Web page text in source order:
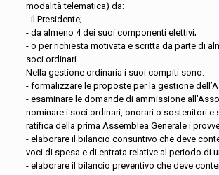
modalità telematica) da:
- il Presidente;
- da almeno 4 dei suoi componenti elettivi;
- o per richiesta motivata e scritta da parte di
soci ordinari.
Nella gestione ordinaria i suoi compiti sono:
- formalizzare le proposte per la gestione
- esaminare le domande di ammissione
nominare i soci ordinari, onorari o sostenitori e
ratifica della prima Assemblea Generale i
- elaborare il bilancio consuntivo che deve
voci di spesa e di entrata relative al periodo di
- elaborare il bilancio preventivo che deve